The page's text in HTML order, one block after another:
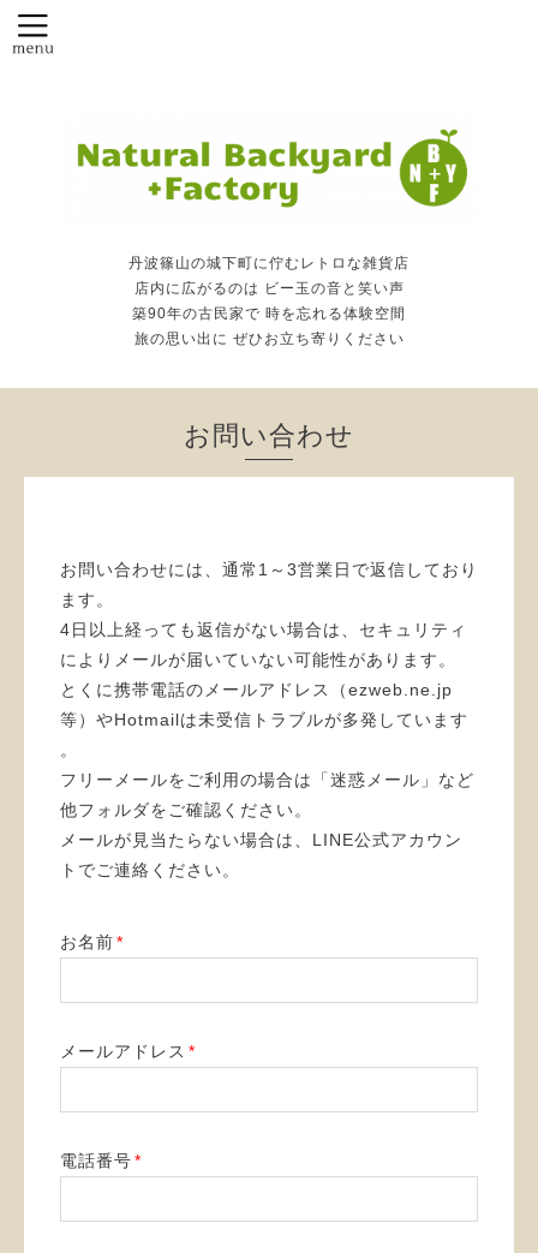
丹波篠山の城下町に佇むレトロな雑貨店
店内に広がるのは ビー玉の音と笑い声
築90年の古民家で 時を忘れる体験空間
旅の思い出に ぜひお立ち寄りください
お問い合わせ
お問い合わせには、通常1～3営業日で返信しており
ます。
4日以上経っても返信がない場合は、セキュリティ
によりメールが届いていない可能性があります。
とくに携帯電話のメールアドレス（ezweb.ne.jp
等）やHotmailは未受信トラブルが多発しています
。
フリーメールをご利用の場合は「迷惑メール」など
他フォルダをご確認ください。
メールが見当たらない場合は、LINE公式アカウン
トでご連絡ください。
お名前*
メールアドレス *
電話番号*